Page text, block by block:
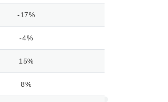
-17%
-4%
15%
8%